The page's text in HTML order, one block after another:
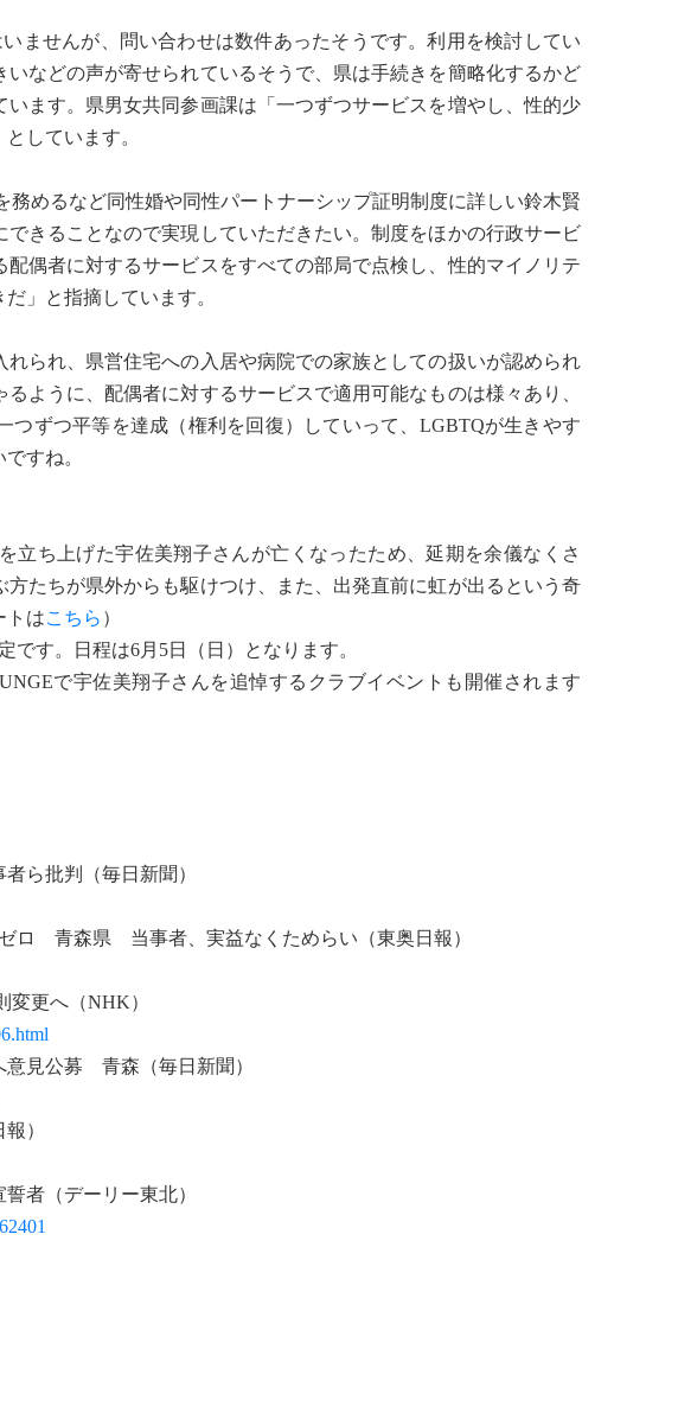
ませんが、問い合わせは数件あったそうです。利用を検討してい
などの声が寄せられているそうで、県は手続きを簡略化するかど
ます。県男女共同参画課は「一つずつサービスを増やし、性的少
しています。
務めるなど同性婚や同性パートナーシップ証明制度に詳しい鈴木賢
きることなので実現していただきたい。制度をほかの行政サービ
偶者に対するサービスをすべての部局で点検し、性的マイノリテ
」と指摘しています。
られ、県営住宅への入居や病院での家族としての扱いが認められ
ように、配偶者に対するサービスで適用可能なものは様々あり、
つずつ平等を達成（権利を回復）していって、LGBTQが生きやす
すね。
立ち上げた宇佐美翔子さんが亡くなったため、延期を余儀なくさ
たちが県外からも駆けつけ、また、出発直前に虹が出るという奇
トはこちら ）
す。日程は6月5日（日）となります。
で宇佐美翔子さんを追悼するクラブイベントも開催されます
ら批判（毎日新聞）
ロ 青森県 当事者、実益なくためらい（東奥日報）
変更へ（NHK）
見公募 青森（毎日新聞）
）
者（デーリー東北）